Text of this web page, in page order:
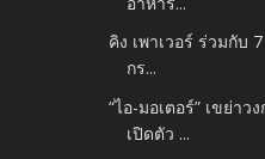
คิง เพาเวอร์ ร่วมกับ
กร...
“ไอ-มอเตอร์” เขย่า
เปิดตัว ...